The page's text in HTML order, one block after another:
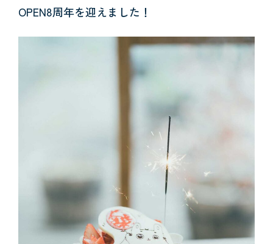
OPEN8周年を迎えました！